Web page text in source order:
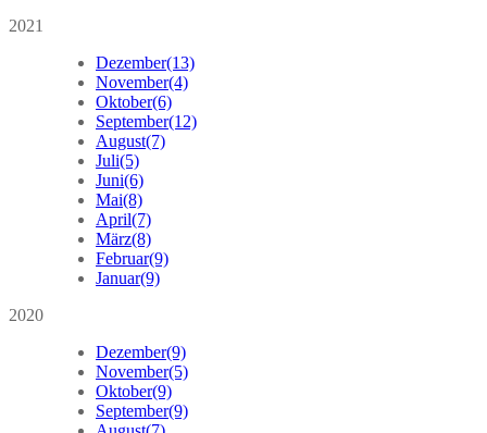
2021
Dezember(13)
November(4)
Oktober(6)
September(12)
August(7)
Juli(5)
Juni(6)
Mai(8)
April(7)
März(8)
Februar(9)
Januar(9)
2020
Dezember(9)
November(5)
Oktober(9)
September(9)